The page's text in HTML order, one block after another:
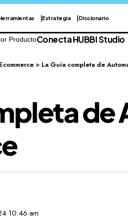
Estrategia Diccionario
ProductoConecta HUBBI Studio
Ecommerce > La Guía completa de
10:46 am